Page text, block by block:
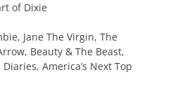
of Dixie
Jane The Virgin, The
Beauty & The Beast,
America’s Next Top